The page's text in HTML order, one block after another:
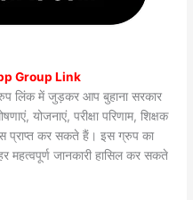
Group Link
लिंक में जुड़कर आप बुहाना सरकार
योजनाएं, परीक्षा परिणाम, शिक्षक
प्राप्त कर सकते हैं। इस ग्रुप का
महत्वपूर्ण जानकारी हासिल कर सकते